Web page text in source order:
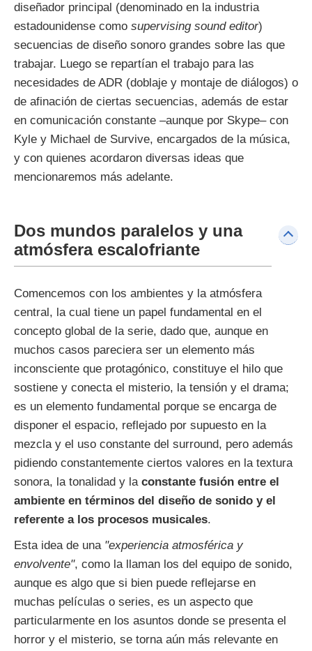
diseñador principal (denominado en la industria
estadounidense como supervising sound editor)
secuencias de diseño sonoro grandes sobre las que
trabajar. Luego se repartían el trabajo para las
necesidades de ADR (doblaje y montaje de diálogos) o
de afinación de ciertas secuencias, además de estar
en comunicación constante –aunque por Skype– con
Kyle y Michael de Survive, encargados de la música,
y con quienes acordaron diversas ideas que
mencionaremos más adelante.
Dos mundos paralelos y una
atmósfera escalofriante
Comencemos con los ambientes y la atmósfera
central, la cual tiene un papel fundamental en el
concepto global de la serie, dado que, aunque en
muchos casos pareciera ser un elemento más
inconsciente que protagónico, constituye el hilo que
sostiene y conecta el misterio, la tensión y el drama;
es un elemento fundamental porque se encarga de
disponer el espacio, reflejado por supuesto en la
mezcla y el uso constante del surround, pero además
pidiendo constantemente ciertos valores en la textura
sonora, la tonalidad y la constante fusión entre el
ambiente en términos del diseño de sonido y el
referente a los procesos musicales.
Esta idea de una "experiencia atmosférica y
envolvente", como la llaman los del equipo de sonido,
aunque es algo que si bien puede reflejarse en
muchas películas o series, es un aspecto que
particularmente en los asuntos donde se presenta el
horror y el misterio, se torna aún más relevante en